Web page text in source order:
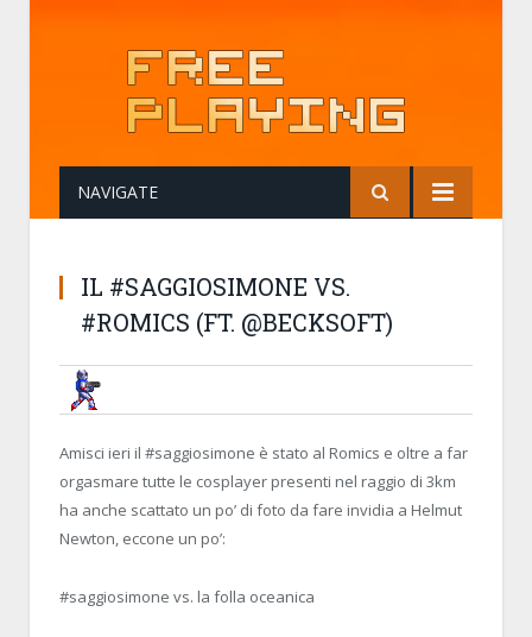
NAVIGATE
IL #SAGGIOSIMONE VS.
#ROMICS (FT. @BECKSOFT)
BRUNOB5 OCTOBER 2014, 10:52:29IL #SAGGIOSIMONE VS. #ROMICS (FT.
Amisci ieri il #saggiosimone è stato al Romics e oltre a far
orgasmare tutte le cosplayer presenti nel raggio di 3km
ha anche scattato un po’ di foto da fare invidia a Helmut
Newton, eccone un po’:
#saggiosimone vs. la folla oceanica